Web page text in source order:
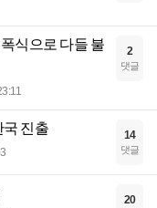
식으로 다들 불
2
댓글
국 진출 14
댓글
20